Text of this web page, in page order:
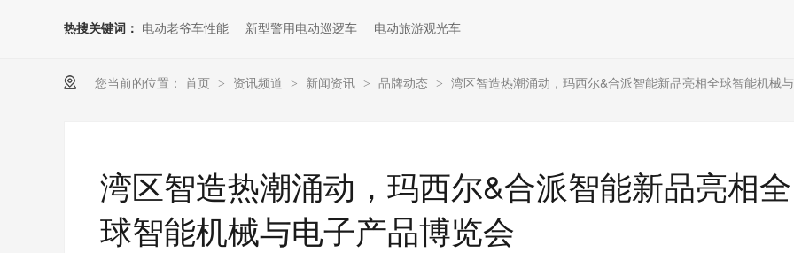
热搜关键词： 电动老爷车性能 新型警用电动巡逻车 电动旅游观光车
您当前的位置： 首页 > 资讯频道 > 新闻资讯 > 品牌动态 > 湾区智造热潮涌动，玛西尔&合派智能新品亮相全球智能机械
湾区智造热潮涌动，玛西尔&合派智能新品亮相全
球智能机械与电子产品博览会